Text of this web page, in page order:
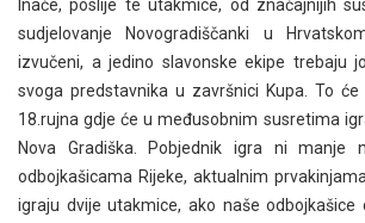
Inače, poslije te utakmice, od značajnijih
sudjelovanje Novogradiščanki u
izvučeni, a jedino slavonske ekipe trebaju
svoga predstavnika u završnici Kupa. To
18.rujna gdje će u međusobnim susretima
Nova Gradiška. Pobjednik igra ni manje
odbojkašicama Rijeke, aktualnim
igraju dvije utakmice, ako naše odbojkašice